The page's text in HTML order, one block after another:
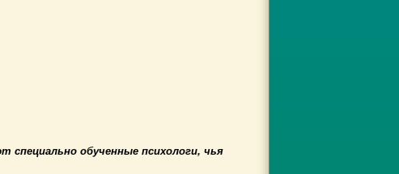
обученные психологи, чья